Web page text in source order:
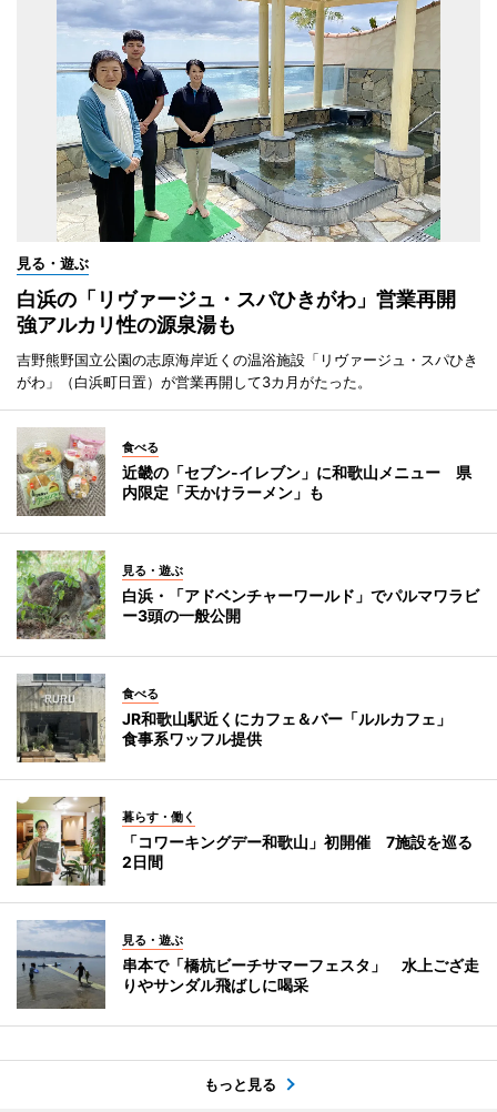
見る・遊ぶ
白浜の「リヴァージュ・スパひきがわ」営業再開
強アルカリ性の源泉湯も
吉野熊野国立公園の志原海岸近くの温浴施設「リヴァージュ・スパひき
がわ」（白浜町日置）が営業再開して3カ月がたった。
食べる
近畿の「セブン-イレブン」に和歌山メニュー 県
内限定「天かけラーメン」も
見る・遊ぶ
白浜・「アドベンチャーワールド」でパルマワラビ
ー3頭の一般公開
食べる
JR和歌山駅近くにカフェ＆バー「ルルカフェ」
食事系ワッフル提供
暮らす・働く
「コワーキングデー和歌山」初開催 7施設を巡る
2日間
見る・遊ぶ
串本で「橋杭ビーチサマーフェスタ」 水上ござ走
りやサンダル飛ばしに喝采
もっと見る